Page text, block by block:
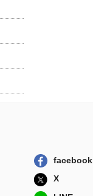
facebook
X